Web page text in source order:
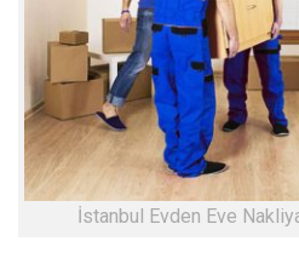
İstanbul Evden Eve